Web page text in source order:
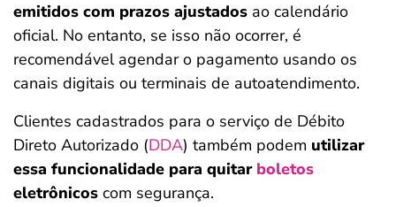
emitidos com prazos ajustados ao calendário
oficial. No entanto, se isso não ocorrer, é
recomendável agendar o pagamento usando os
canais digitais ou terminais de autoatendimento.
Clientes cadastrados para o serviço de Débito
Direto Autorizado (DDA) também podem utilizar
essa funcionalidade para quitar boletos
eletrônicos com segurança.